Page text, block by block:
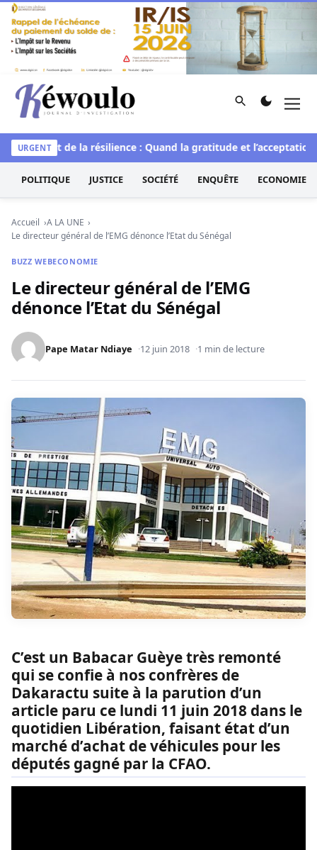
Aller au contenu
Kéwoulo, le premier site d'information et d'investigation
Rechercher
URGENT
L’art de la résilience : Quand la gratitude et l’acceptation
POLITIQUE JUSTICE SOCIÉTÉ ENQUÊTE ECONOMIE
Accueil
A LA UNE
Le directeur général de l’EMG dénonce l’Etat du Sénégal
BUZZ WEBECONOMIE
Le directeur général de l’EMG
dénonce l’Etat du Sénégal
Pape Matar Ndiaye 12 juin 2018 1 min de lecture
C’est un Babacar Guèye très remonté
qui se confie à nos confrères de
Dakaractu suite à la parution d’un
article paru ce lundi 11 juin 2018 dans le
quotidien Libération, faisant état d’un
marché d’achat de véhicules pour les
députés gagné par la CFAO.